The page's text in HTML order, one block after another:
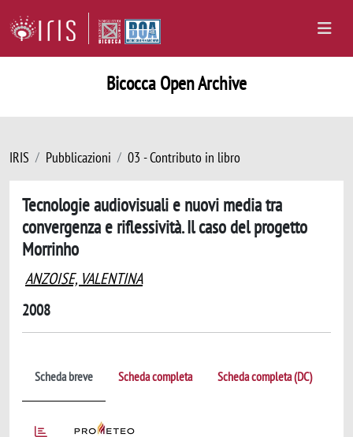
Bicocca Open Archive
IRIS Pubblicazioni 03 - Contributo in libro
Tecnologie audiovisuali e nuovi media tra
convergenza e riflessività. Il caso del progetto
Morrinho
ANZOISE, VALENTINA
2008
Scheda breve Scheda completa Scheda completa (DC)